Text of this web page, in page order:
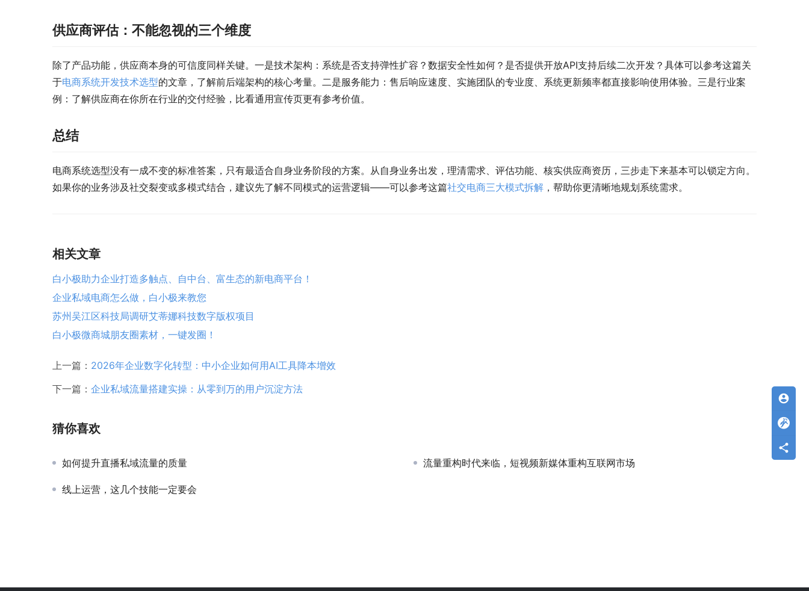
供应商评估：不能忽视的三个维度
除了产品功能，供应商本身的可信度同样关键。一是技术架构：系统是否支持弹性扩容？数据安全性如何？是否提供开放API支持后续二次开发？具体可以参考这篇关
于电商系统开发技术选型的文章，了解前后端架构的核心考量。二是服务能力：售后响应速度、实施团队的专业度、系统更新频率都直接影响使用体验。三是行业案
例：了解供应商在你所在行业的交付经验，比看通用宣传页更有参考价值。
总结
电商系统选型没有一成不变的标准答案，只有最适合自身业务阶段的方案。从自身业务出发，理清需求、评估功能、核实供应商资历，三步走下来基本可以锁定方向。
如果你的业务涉及社交裂变或多模式结合，建议先了解不同模式的运营逻辑——可以参考这篇社交电商三大模式拆解 ，帮助你更清晰地规划系统需求。
相关文章
白小极助力企业打造多触点、自中台、富生态的新电商平台！
企业私域电商怎么做，白小极来教您
苏州吴江区科技局调研艾蒂娜科技数字版权项目
白小极微商城朋友圈素材，一键发圈！
上一篇： 2026年企业数字化转型：中小企业如何用AI工具降本增效
下一篇： 企业私域流量搭建实操：从零到万的用户沉淀方法
猜你喜欢
如何提升直播私域流量的质量 流量重构时代来临，短视频新媒体重构互联网市场
线上运营，这几个技能一定要会
account_circle